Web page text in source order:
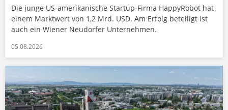
Die junge US-amerikanische Startup-Firma HappyRobot hat
einem Marktwert von 1,2 Mrd. USD. Am Erfolg beteiligt ist
auch ein Wiener Neudorfer Unternehmen.
05.08.2026